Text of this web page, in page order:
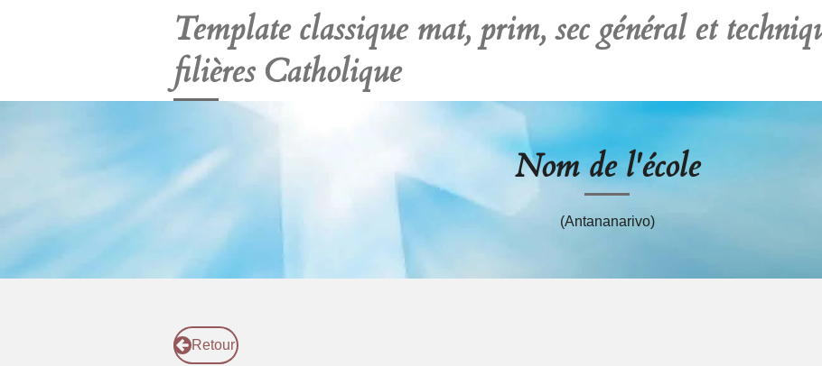
Template classique mat, prim, sec général et
filières Catholique
Nom de l'école
(Antananarivo)
Retour